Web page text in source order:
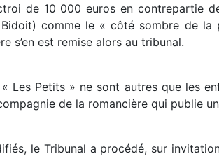
de 10 000 euros en contrepartie
Bidoit) comme le « côté sombre de
s’en est remise alors au tribunal.
Les Petits » ne sont autres que les
de la romancière qui publie
le Tribunal a procédé, sur